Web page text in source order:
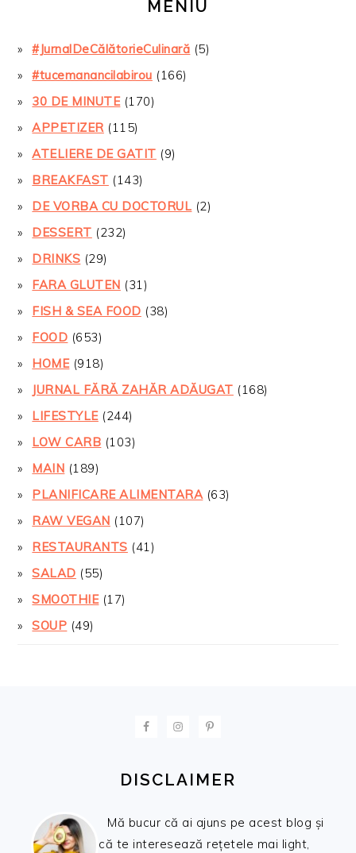
MENIU
#JurnalDeCălătorieCulinară (5)
#tucemanancilabirou (166)
30 DE MINUTE(170)
APPETIZER(115)
ATELIERE DE GATIT (9)
BREAKFAST (143)
DE VORBA CU DOCTORUL (2)
DESSERT (232)
DRINKS (29)
FARA GLUTEN (31)
FISH & SEA FOOD (38)
FOOD (653)
HOME(918)
JURNAL FĂRĂ ZAHĂR ADĂUGAT (168)
LIFESTYLE(244)
LOW CARB (103)
MAIN (189)
PLANIFICARE ALIMENTARA(63)
RAW VEGAN (107)
RESTAURANTS (41)
SALAD (55)
SMOOTHIE(17)
SOUP (49)
DISCLAIMER
Mă bucur că ai ajuns pe acest blog și
că te interesează rețetele mai light,